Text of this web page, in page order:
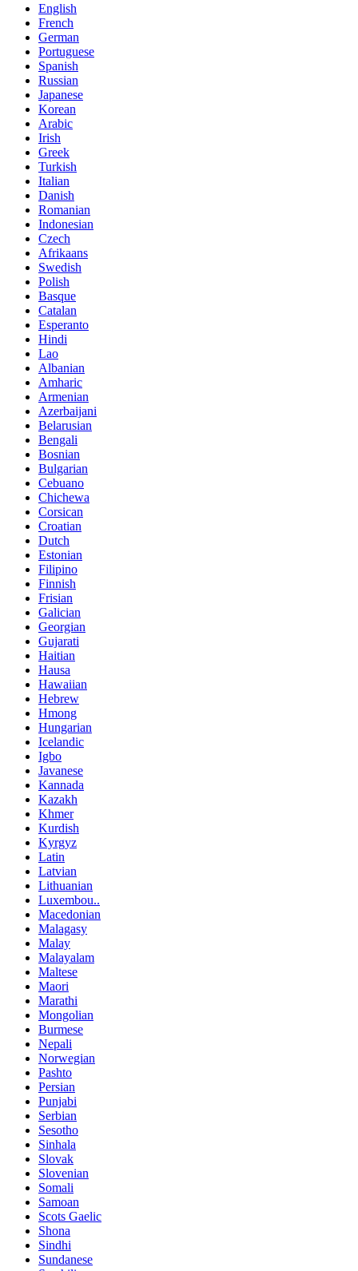
English
French
German
Portuguese
Spanish
Russian
Japanese
Korean
Arabic
Irish
Greek
Turkish
Italian
Danish
Romanian
Indonesian
Czech
Afrikaans
Swedish
Polish
Basque
Catalan
Esperanto
Hindi
Lao
Albanian
Amharic
Armenian
Azerbaijani
Belarusian
Bengali
Bosnian
Bulgarian
Cebuano
Chichewa
Corsican
Croatian
Dutch
Estonian
Filipino
Finnish
Frisian
Galician
Georgian
Gujarati
Haitian
Hausa
Hawaiian
Hebrew
Hmong
Hungarian
Icelandic
Igbo
Javanese
Kannada
Kazakh
Khmer
Kurdish
Kyrgyz
Latin
Latvian
Lithuanian
Luxembou..
Macedonian
Malagasy
Malay
Malayalam
Maltese
Maori
Marathi
Mongolian
Burmese
Nepali
Norwegian
Pashto
Persian
Punjabi
Serbian
Sesotho
Sinhala
Slovak
Slovenian
Somali
Samoan
Scots Gaelic
Shona
Sindhi
Sundanese